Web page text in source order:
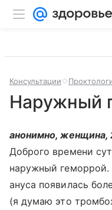
Консультации
Наружный
анонимно, женщина,
Доброго времени
наружный геморрой.
ануса появилась
(я думаю это